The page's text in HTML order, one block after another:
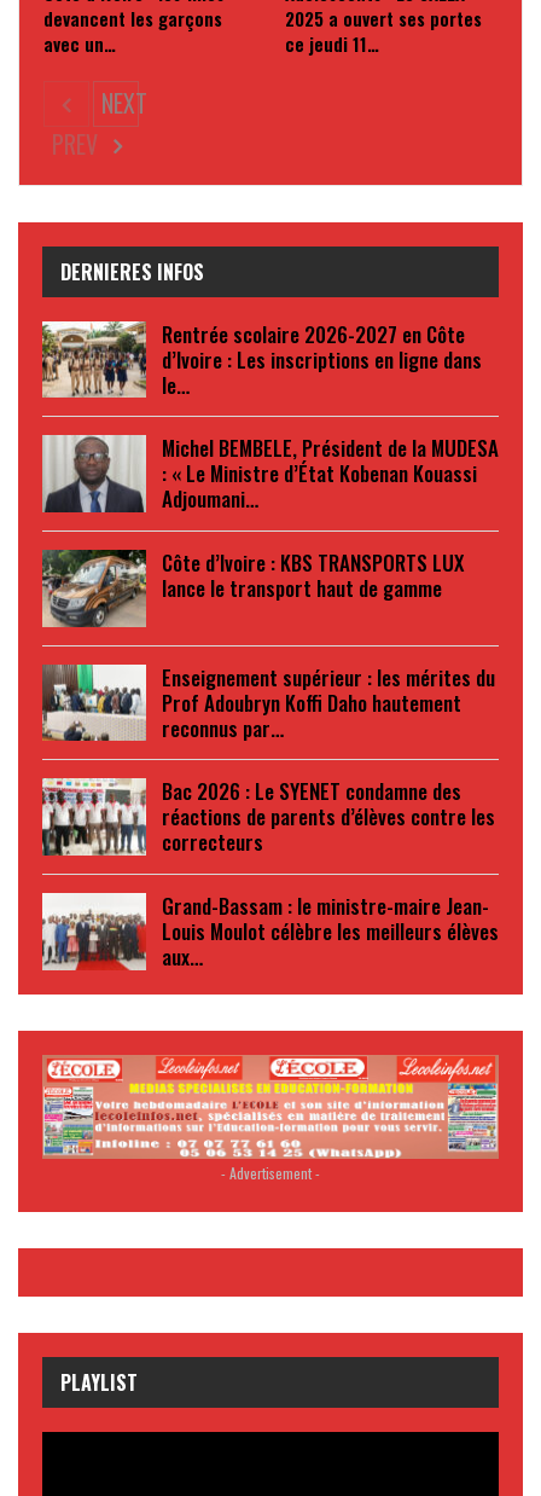
devancent les garçons
avec un…
2025 a ouvert ses portes
ce jeudi 11…
PREV
NEXT
DERNIERES INFOS
Rentrée scolaire 2026-2027 en Côte
d’Ivoire : Les inscriptions en ligne dans
le…
Michel BEMBELE, Président de la MUDESA
: « Le Ministre d’État Kobenan Kouassi
Adjoumani…
Côte d’Ivoire : KBS TRANSPORTS LUX
lance le transport haut de gamme
Enseignement supérieur : les mérites du
Prof Adoubryn Koffi Daho hautement
reconnus par…
Bac 2026 : Le SYENET condamne des
réactions de parents d’élèves contre les
correcteurs
Grand-Bassam : le ministre-maire Jean-
Louis Moulot célèbre les meilleurs élèves
aux…
- Advertisement -
PLAYLIST